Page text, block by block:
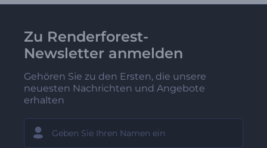
Zu Renderforest-
Newsletter anmelden
Gehören Sie zu den Ersten, die unsere
neuesten Nachrichten und Angebote
erhalten